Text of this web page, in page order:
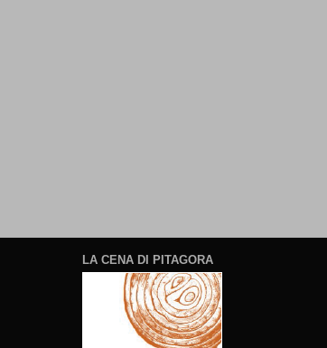
LA CENA DI PITAGORA